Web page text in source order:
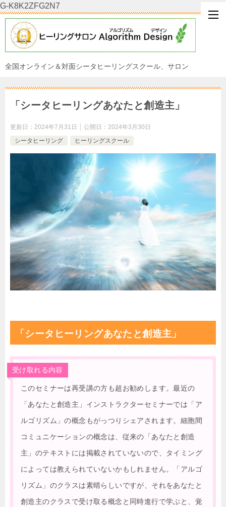
G-K8K2ZFG2N7
全国オンライン＆対面シータヒーリングスクール、サロン
「シータヒーリングあなたと創造主」
更新日： 2024年7月31日 公開日： 2024年3月30日
シータヒーリング
ヒーリングスクール
「シータヒーリングあなたと創造主」
受け取れる内容
このセミナーは再受講の方も超お勧めします。最近の
「あなたと創造主」インストラクターセミナーでは「ア
ルゴリズム」の概念もがっつりシェアされます。細胞間
コミュニケーションの概念は、従来の「あなたと創造
主」のテキストには掲載されていないので、タイミング
によっては教えられていないかもしれません。「アルゴ
リズム」のクラスは素晴らしいですが、それをあなたと
創造主のクラスで受け取る概念と同時進行で学ぶと、覚